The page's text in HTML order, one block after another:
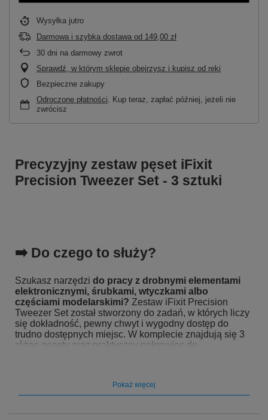
Wysyłka jutro
Darmowa i szybka dostawa od 149,00 zł
30 dni na darmowy zwrot
Sprawdź, w którym sklepie obejrzysz i kupisz od ręki
Bezpieczne zakupy
Odroczone płatności . Kup teraz, zapłać później, jeżeli nie
zwrócisz
Precyzyjny zestaw pęset iFixit
Precision Tweezer Set - 3 sztuki
➡️ Do czego to służy?
Szukasz narzędzi do pracy z drobnymi elementami
elektronicznymi, śrubkami, wtyczkami albo
częściami modelarskimi? Zestaw iFixit Precision
Tweezer Set został stworzony do zadań, w których liczy
się dokładność, pewny chwyt i wygodny dostęp do
trudno dostępnych miejsc. W komplecie znajdują się 3
różne pęsety oraz praktyczny pokrowiec do
Pokaż więcej